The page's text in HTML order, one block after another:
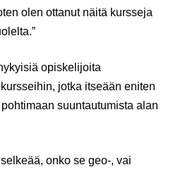
olen ottanut näitä kursseja
opiskelijoita
jotka itseään eniten
suuntautumista alan
onko se geo-, vai